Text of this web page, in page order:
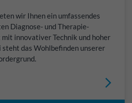
wir Ihnen ein umfassendes
Diagnose- und Therapie-
innovativer Technik und hoher
steht das Wohlbefinden unserer